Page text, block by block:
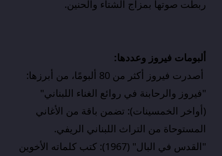
ربطت صوتها بمزاج الشتاء والحنين.
ألبومات فيروز وعددها:
أصدرت فيروز أكثر من 80 ألبومًا، من أبرزها:
"فيروز والرحابنة في روائع الغناء اللبناني"
(أواخر الخمسينات): تضمن باقة من الأغاني
المستوحاة من التراث اللبناني الريفي.
"القدس في البال" (1967): كتب كلماته الأخوين